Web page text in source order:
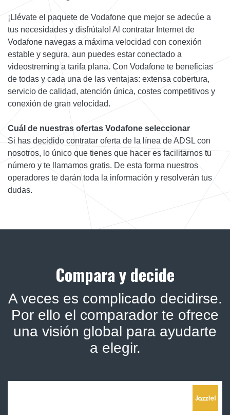
¡Llévate el paquete de Vodafone que mejor se adecúe a
tus necesidades y disfrútalo! Al contratar Internet de
Vodafone navegas a máxima velocidad con conexión
estable y segura, aun puedes estar conectado a
videostreming a tarifa plana. Con Vodafone te beneficias
de todas y cada una de las ventajas: extensa cobertura,
servicio de calidad, atención única, costes competitivos y
conexión de gran velocidad.
Cuál de nuestras ofertas Vodafone seleccionar
Si has decidido contratar oferta de la línea de ADSL con
nosotros, lo único que tienes que hacer es facilitarnos tu
número y te llamamos gratis. De esta forma nuestros
operadores te darán toda la información y resolverán tus
dudas.
Compara y decide
A veces es complicado decidirse.
Por ello el comparador te ofrece
una visión global para ayudarte
a elegir.